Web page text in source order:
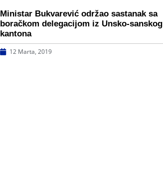
Ministar Bukvarević održao sastanak sa
boračkom delegacijom iz Unsko-sanskog
kantona
12 Marta, 2019